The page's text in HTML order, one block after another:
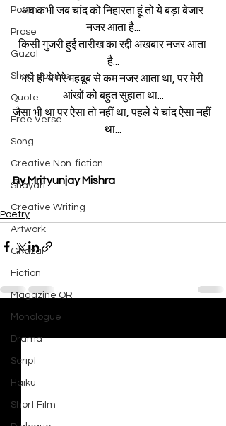
Poem
Prose
Gazal
Short poems
Quote
Free Verse
Song
Creative Non-fiction
Shayari
Creative Writing
Artwork
Ghazal
Fiction
Magazine QR
Monologue
Drama
Script
Haiku
Short Film
अब कभी जब चांद को निहारता हूं तो ये बड़ा बेजार
नजर आता है...
किसी गुजरी हुई तारीख का रद्दी अखबार नजर आता
है...
भले ही ये मेरे महबूब से कम नजर आता था, पर मेरी
आंखों को बहुत सुहाता था...
जैसा भी था पर ऐसा तो नहीं था, पहले ये चांद ऐसा नहीं
था...
By Mrityunjay Mishra
Poetry